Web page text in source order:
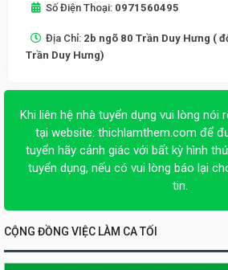
Số Điện Thoại: 0971560495
Địa Chỉ: 2b ngõ 80 Trần Duy Hưng (
Trần Duy Hưng)
Khi liên hệ nhà tuyển dụng vui lòng nói
tại website: thichlamthem.com để
tuyển hãy cảnh giác với bất kỳ hình
tuyển dụng, nếu có vui lòng báo lại
tin.
CỘNG ĐỒNG VIỆC LÀM CA TỐI